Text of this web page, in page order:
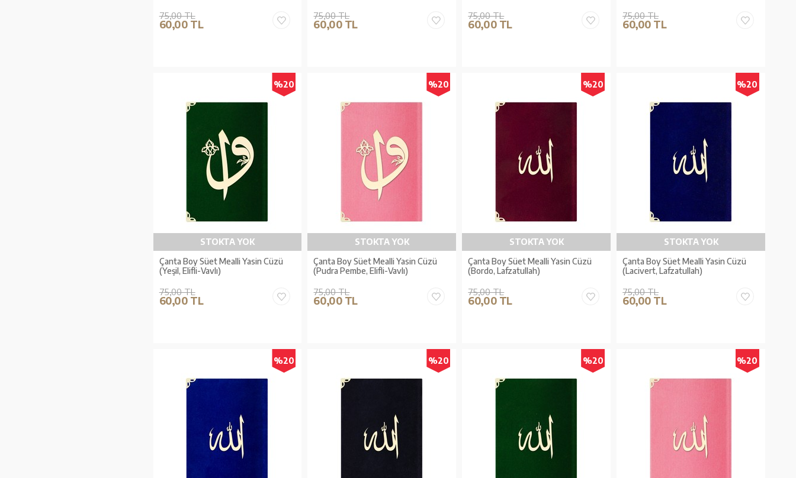
75,00 TL
60,00 TL
75,00 TL
60,00 TL
75,00 TL
60,00 TL
75,00 TL
60,00 TL
%20
STOKTA YOK
Çanta Boy Süet Mealli Yasin Cüzü
(Yeşil, Elifli-Vavlı)
75,00 TL
60,00 TL
%20
STOKTA YOK
Çanta Boy Süet Mealli Yasin Cüzü
(Pudra Pembe, Elifli-Vavlı)
75,00 TL
60,00 TL
%20
STOKTA YOK
Çanta Boy Süet Mealli Yasin Cüzü
(Bordo, Lafzatullah)
75,00 TL
60,00 TL
%20
STOKTA YOK
Çanta Boy Süet Mealli Yasin Cüzü
(Lacivert, Lafzatullah)
75,00 TL
60,00 TL
%20 %20 %20 %20